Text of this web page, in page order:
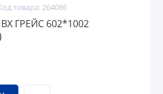
товара: 264086
ГРЕЙС 602*1002